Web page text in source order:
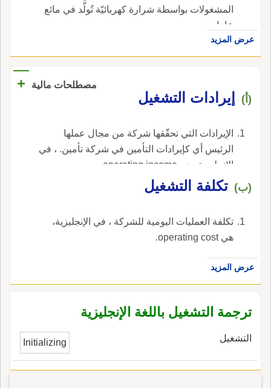
المشغولات بواسطة شرارة كهربائيّة تُولَّد في مائع
عازل.
عرض المزيد
مصطلحات مالية +
(أ) إيرادات التشغيل
الإيرادات التي تحقّقها شركة من مجال عملها
الرئيس أي كإيرادات التأمين في شركة تأمين. ، في
الإنجليزية، هي operating income.
(ب) تكلفة التشغيل
تكلفة العمليات اليومية للشركة ، في الإنجليزية،
هي operating cost.
عرض المزيد
ترجمة التشغيل باللغة الإنجليزية
التشغيل Initializing